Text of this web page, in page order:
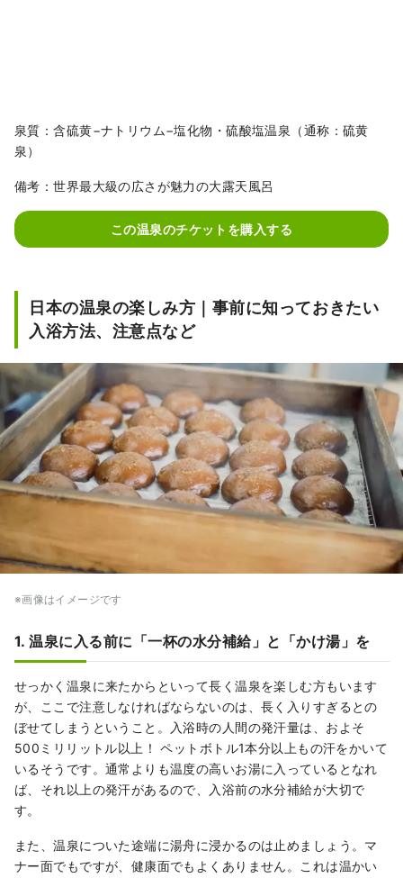
泉質：含硫黄−ナトリウム−塩化物・硫酸塩温泉（通称：硫黄
泉）
備考：世界最大級の広さが魅力の大露天風呂
この温泉のチケットを購入する
日本の温泉の楽しみ方｜事前に知っておきたい
入浴方法、注意点など
※画像はイメージです
1. 温泉に入る前に「一杯の水分補給」と「かけ湯」を
せっかく温泉に来たからといって長く温泉を楽しむ方もいます
が、ここで注意しなければならないのは、長く入りすぎるとの
ぼせてしまうということ。入浴時の人間の発汗量は、およそ
500ミリリットル以上！ ペットボトル1本分以上もの汗をかいて
いるそうです。通常よりも温度の高いお湯に入っているとなれ
ば、それ以上の発汗があるので、入浴前の水分補給が大切で
す。
また、温泉についた途端に湯舟に浸かるのは止めましょう。マ
ナー面でもですが、健康面でもよくありません。これは温かい